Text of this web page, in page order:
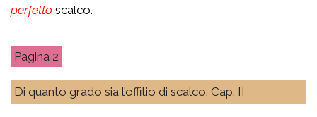
perfetto scalco.
2
Di quanto grado sia l’offitio di scalco. Cap. II